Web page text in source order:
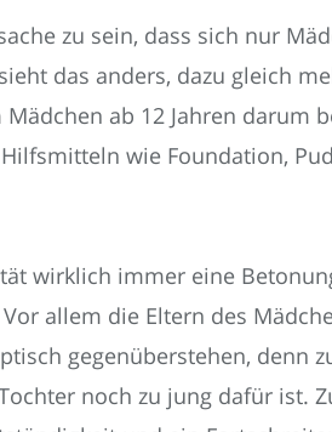
zu sein, dass sich nur
das anders, dazu gleich
ab 12 Jahren darum
wie Foundation,
wirklich immer eine
allem die Eltern des
gegenüberstehen, denn
noch zu jung dafür ist.